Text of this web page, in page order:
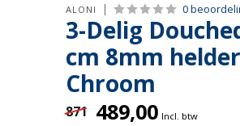
ALONI 0
3-Delig
cm 8mm
Chroom
871 489,00 Incl. btw